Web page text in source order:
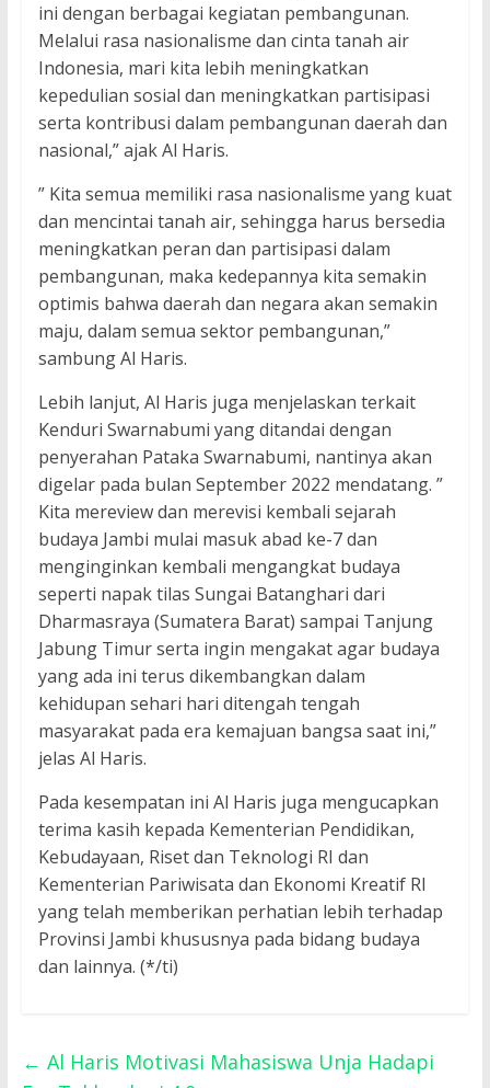
ini dengan berbagai kegiatan pembangunan.
Melalui rasa nasionalisme dan cinta tanah air
Indonesia, mari kita lebih meningkatkan
kepedulian sosial dan meningkatkan partisipasi
serta kontribusi dalam pembangunan daerah dan
nasional,” ajak Al Haris.
” Kita semua memiliki rasa nasionalisme yang kuat
dan mencintai tanah air, sehingga harus bersedia
meningkatkan peran dan partisipasi dalam
pembangunan, maka kedepannya kita semakin
optimis bahwa daerah dan negara akan semakin
maju, dalam semua sektor pembangunan,”
sambung Al Haris.
Lebih lanjut, Al Haris juga menjelaskan terkait
Kenduri Swarnabumi yang ditandai dengan
penyerahan Pataka Swarnabumi, nantinya akan
digelar pada bulan September 2022 mendatang. ”
Kita mereview dan merevisi kembali sejarah
budaya Jambi mulai masuk abad ke-7 dan
menginginkan kembali mengangkat budaya
seperti napak tilas Sungai Batanghari dari
Dharmasraya (Sumatera Barat) sampai Tanjung
Jabung Timur serta ingin mengakat agar budaya
yang ada ini terus dikembangkan dalam
kehidupan sehari hari ditengah tengah
masyarakat pada era kemajuan bangsa saat ini,”
jelas Al Haris.
Pada kesempatan ini Al Haris juga mengucapkan
terima kasih kepada Kementerian Pendidikan,
Kebudayaan, Riset dan Teknologi RI dan
Kementerian Pariwisata dan Ekonomi Kreatif RI
yang telah memberikan perhatian lebih terhadap
Provinsi Jambi khususnya pada bidang budaya
dan lainnya. (*/ti)
← Al Haris Motivasi Mahasiswa Unja Hadapi